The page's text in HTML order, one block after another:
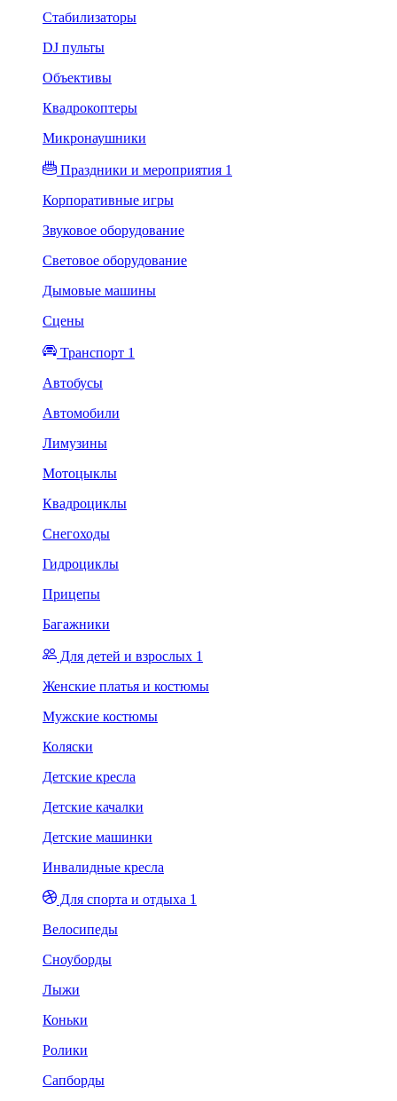
Стабилизаторы
DJ пульты
Объективы
Квадрокоптеры
Микронаушники
Праздники и мероприятия 1
Корпоративные игры
Звуковое оборудование
Световое оборудование
Дымовые машины
Сцены
Транспорт 1
Автобусы
Автомобили
Лимузины
Мотоцыклы
Квадроциклы
Снегоходы
Гидроциклы
Прицепы
Багажники
Для детей и взрослых 1
Женские платья и костюмы
Мужские костюмы
Коляски
Детские кресла
Детские качалки
Детские машинки
Инвалидные кресла
Для спорта и отдыха 1
Велосипеды
Сноуборды
Лыжи
Коньки
Ролики
Сапборды